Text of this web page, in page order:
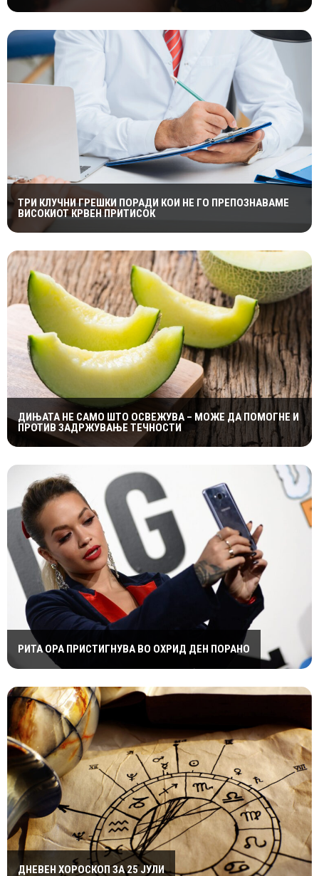
ТРИ КЛУЧНИ ГРЕШКИ ПОРАДИ КОИ НЕ ГО ПРЕПОЗНАВАМЕ
ВИСОКИОТ КРВЕН ПРИТИСОК
ДИЊАТА НЕ САМО ШТО ОСВЕЖУВА – МОЖЕ ДА ПОМОГНЕ И
ПРОТИВ ЗАДРЖУВАЊЕ ТЕЧНОСТИ
РИТА ОРА ПРИСТИГНУВА ВО ОХРИД ДЕН ПОРАНО
ДНЕВЕН ХОРОСКОП ЗА 25 ЈУЛИ